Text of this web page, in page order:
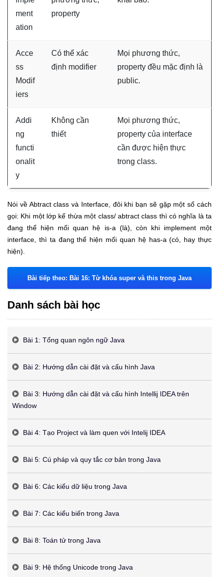
ment
ation
property
Acce
ss
Modif
iers
Có thể xác
định modifier
Mọi phương thức,
property đều mặc định là
public.
Addi
ng
functi
onalit
y
Không cần
thiết
Mọi phương thức,
property của interface
cần được hiện thực
trong class.
Nói về Abtract class và Interface, đôi khi bạn sẽ gặp một số cách
gọi: Khi một lớp kế thừa một class/ abtract class thì có nghĩa là ta
đang thể hiện mối quan hệ is-a (là), còn khi implement một
interface, thì ta đang thể hiện mối quan hệ has-a (có, hay thực
hiện).
Bài tiếp theo: Bài 16: Từ khóa super và this trong Java
Danh sách bài học
Bài 1: Tổng quan ngôn ngữ Java
Bài 2: Hướng dẫn cài đặt và cấu hình Java
Bài 3: Hướng dẫn cài đặt và cấu hình Intellij IDEA trên
Window
Bài 4: Tạo Project và làm quen với Intelij IDEA
Bài 5: Cú pháp và quy tắc cơ bản trong Java
Bài 6: Các kiểu dữ liệu trong Java
Bài 7: Các kiểu biến trong Java
Bài 8: Toán tử trong Java
Bài 9: Hệ thống Unicode trong Java